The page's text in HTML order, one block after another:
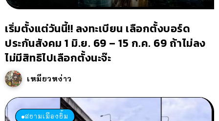
เริ่มตั้งแต่วันนี้!! ลงทะเบียน เลือกตั้งบอร์ด
ประกันสังคม 1 มิ.ย. 69 – 15 ก.ค. 69 ถ้าไม่ลง
ไม่มีสิทธิไปเลือกตั้งนะจ๊ะ
เหมียวหง่าว
สยามเมืองยิ้ม